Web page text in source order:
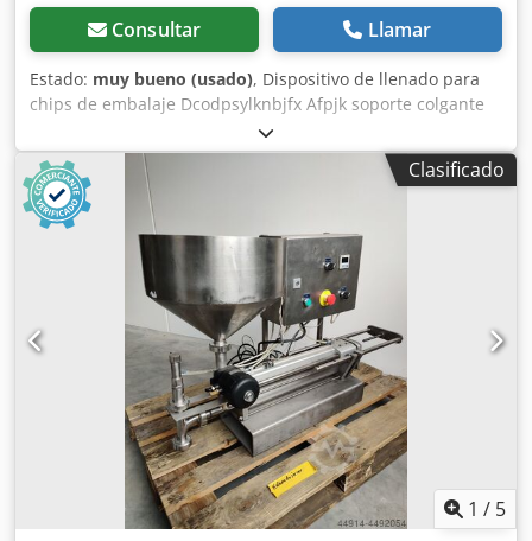
Consultar Llamar
Estado: muy bueno (usado), Dispositivo de llenado para
chips de embalaje Dcodpsylknbjfx Afpjk soporte colgante
móvil altura máxima de extensión: 3,30 metros capacidad
de carga aprox. 10 kg 4 ruedas giratorias con freno
Clasificado
1 / 5